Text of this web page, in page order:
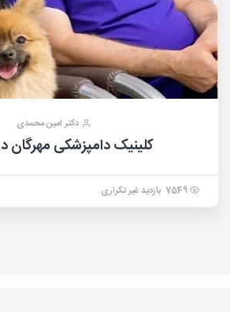
دکتر امین محمدی
کلینیک دامپزشکی مهرگان
7549 بازدید غیر تکراری